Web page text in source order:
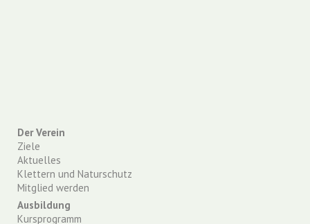
Der Verein
Ziele
Aktuelles
Klettern und Naturschutz
Mitglied werden
Ausbildung
Kursprogramm